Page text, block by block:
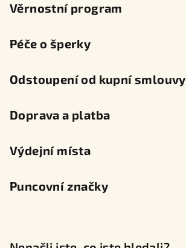
Věrnostní program
Péče o šperky
Odstoupení od kupní smlouvy
Doprava a platba
Výdejní místa
Puncovní značky